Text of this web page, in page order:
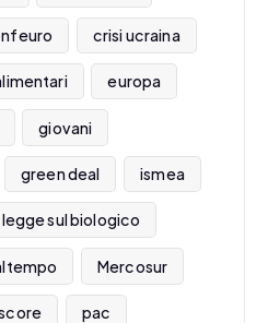
crisi ucraina
europa
giovani
green deal ismea
legge sul biologico
Mercosur
pac